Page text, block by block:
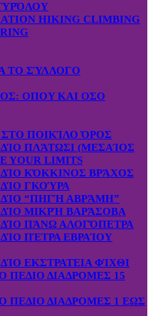
HIKING CLIMBING
ΤΟ ΣΎΛΛΟΓΟ
OΠOY KAI ΟΣΟ
ΠΟΙΚΊΛΟ ΌΡΟΣ
ΠΛΆΤΩΣΙ (ΜΕΣΑΊΟΣ
YOUR LIMITS
ΚΌΚΚΙΝΟΣ ΒΡΆΧΟΣ
ΓΚΟΎΡΑ
“ΠΗΓΉ ΑΒΡΆΜΗ”
ΜΙΚΡΉ ΒΑΡΆΣΟΒΑ
ΠΆΝΩ ΑΛΟΓΌΠΕΤΡΑ
ΠΈΤΡΑ ΕΒΡΑΊΟΥ
ΕΚΣΤΡΑΤΕΙΑ ΦΊΧΘΙ
ΠΕΔΙΟ ΔΙΑΔΡΟΜΕΣ 15
ΠΕΔΙΟ ΔΙΑΔΡΟΜΕΣ 1 ΕΩΣ